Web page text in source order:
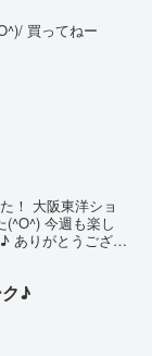
買ってねー
！ 大阪東洋ショ
(^O^) 今週も楽し
ありがとうござい
♪